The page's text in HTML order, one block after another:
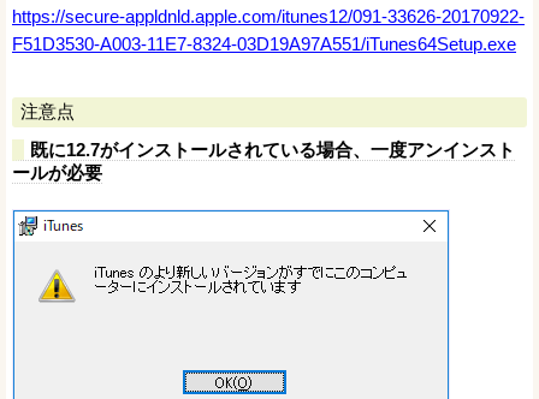
https://secure-appldnld.apple.com/itunes12/091-33626-20170922-
F51D3530-A003-11E7-8324-03D19A97A551/iTunes64Setup.exe
注意点
既に12.7がインストールされている場合、一度アンインスト
ールが必要